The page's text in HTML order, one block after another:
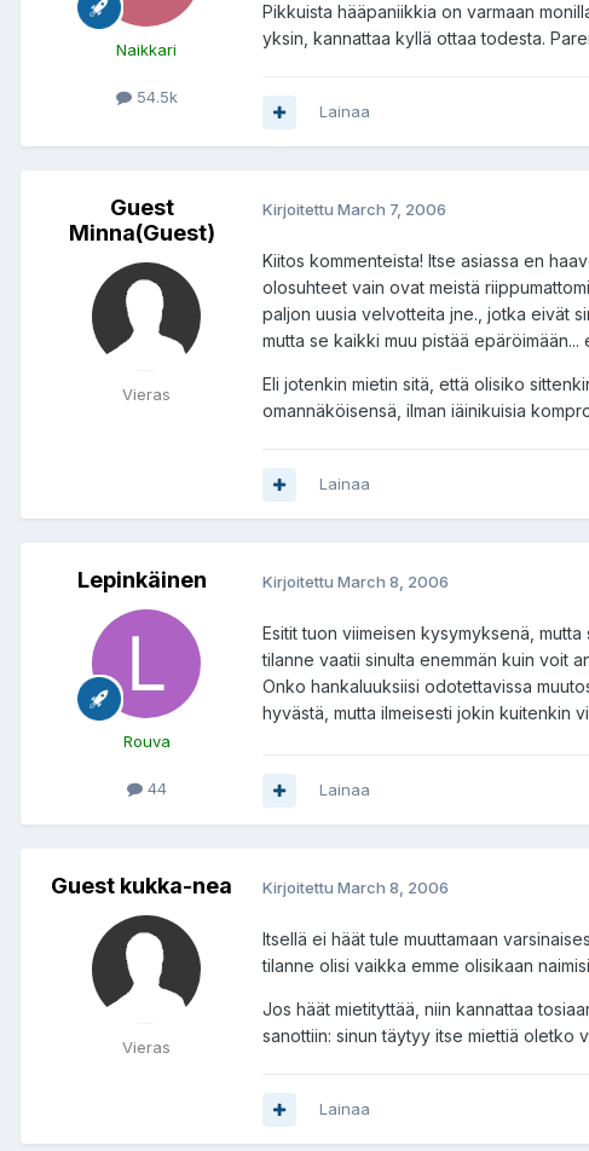
Naikkari
54.5k
Pikkuista hääpaniikkia on varmaan
yksin, kannattaa kyllä ottaa todesta.
Lainaa
Guest
Minna(Guest)
Vieras
Kirjoitettu March 7, 2006
Kiitos kommenteista! Itse asiassa en
olosuhteet vain ovat meistä
paljon uusia velvotteita jne., jotka eivät
mutta se kaikki muu pistää epäröimään...
Eli jotenkin mietin sitä, että olisiko
omannäköisensä, ilman iäinikuisia
Lainaa
Lepinkäinen
Rouva
44
Kirjoitettu March 8, 2006
Esitit tuon viimeisen kysymyksenä,
tilanne vaatii sinulta enemmän kuin voit
Onko hankaluuksiisi odotettavissa
hyvästä, mutta ilmeisesti jokin kuitenkin
Lainaa
Guest kukka-nea
Vieras
Kirjoitettu March 8, 2006
Itsellä ei häät tule muuttamaan
tilanne olisi vaikka emme olisikaan
Jos häät mietityttää, niin kannattaa
sanottiin: sinun täytyy itse miettiä oletko
Lainaa